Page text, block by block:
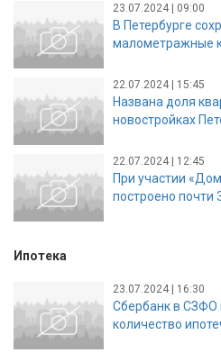
23.07.2024 | 09:00
В Петербурге
малометражные
22.07.2024 | 15:45
Названа доля
новостройках
22.07.2024 | 12:45
При участии
построено почти
Ипотека
23.07.2024 | 16:30
Сбербанк в СЗФО
количество